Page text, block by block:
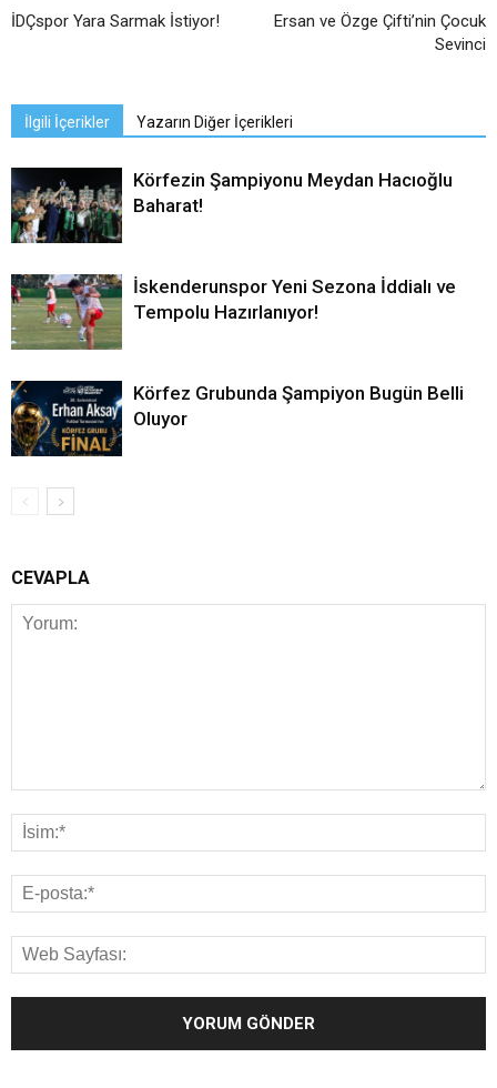
İDÇspor Yara Sarmak İstiyor!
Ersan ve Özge Çifti’nin Çocuk
Sevinci
İlgili İçerikler Yazarın Diğer İçerikleri
Körfezin Şampiyonu Meydan Hacıoğlu
Baharat!
İskenderunspor Yeni Sezona İddialı ve
Tempolu Hazırlanıyor!
Körfez Grubunda Şampiyon Bugün Belli
Oluyor
CEVAPLA